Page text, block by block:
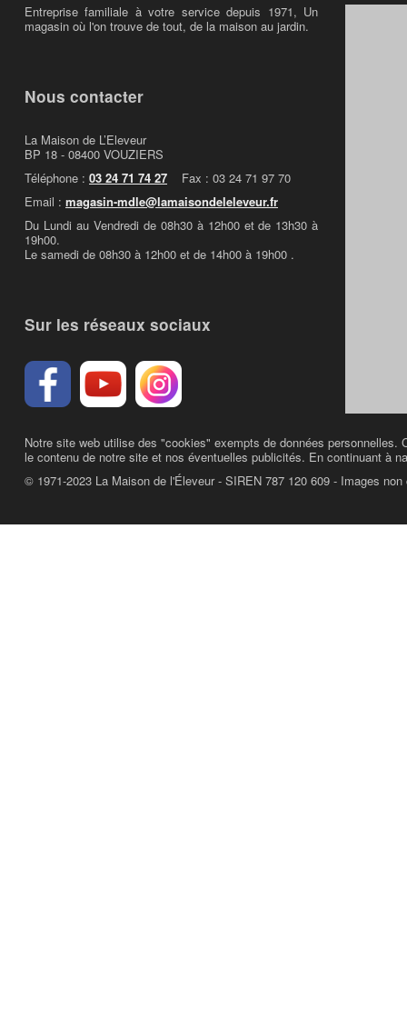
Entreprise familiale à votre service depuis 1971, Un
magasin où l'on trouve de tout, de la maison au jardin.
Nous contacter
La Maison de L’Eleveur
BP 18 - 08400 VOUZIERS
Téléphone : 03 24 71 74 27 Fax : 03 24 71 97 70
Email : magasin-mdle@lamaisondeleleveur.fr
Du Lundi au Vendredi de 08h30 à 12h00 et de 13h30 à
19h00.
Le samedi de 08h30 à 12h00 et de 14h00 à 19h00 .
Sur les réseaux sociaux
Notre site web utilise des "cookies" exempts de données
le contenu de notre site et nos éventuelles publicités. En continuant à
© 1971-2023 La Maison de l'Éleveur - SIREN 787 120 609 - Images